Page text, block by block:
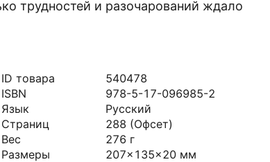
трудностей и разочарований ждало
ID товара
540478
ISBN
978-5-17-096985-2
Язык
Русский
Страниц
288 (Офсет)
Вес
276 г
Размеры
207x135x20 мм